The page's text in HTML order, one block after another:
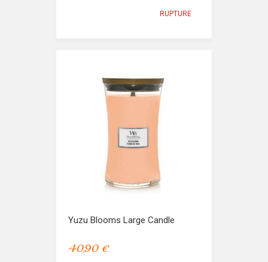
RUPTURE
Yuzu Blooms Large Candle
40,90 €